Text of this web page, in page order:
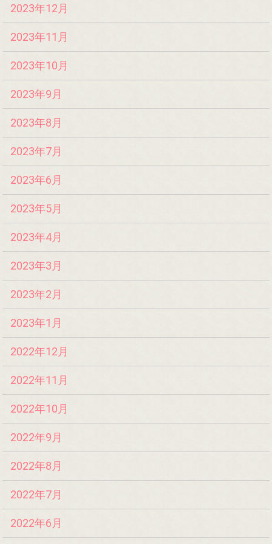
2023年12月
2023年11月
2023年10月
2023年9月
2023年8月
2023年7月
2023年6月
2023年5月
2023年4月
2023年3月
2023年2月
2023年1月
2022年12月
2022年11月
2022年10月
2022年9月
2022年8月
2022年7月
2022年6月